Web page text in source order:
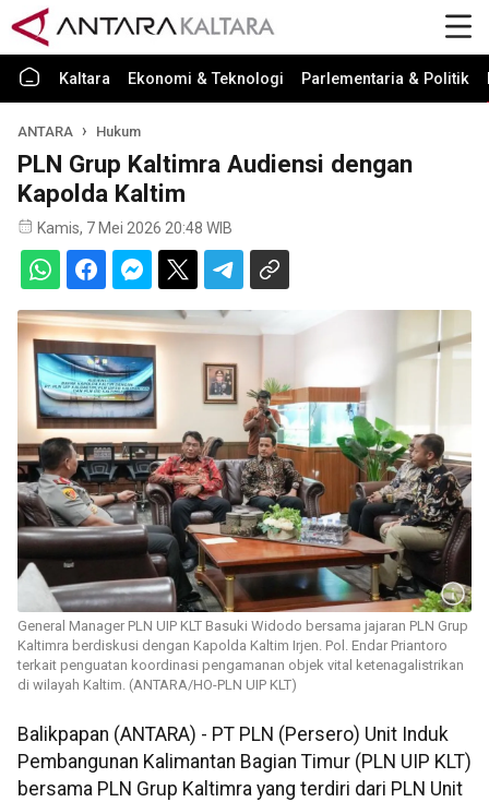
Kaltara Ekonomi & Teknologi Parlementaria & Politik
ANTARA Hukum
PLN Grup Kaltimra Audiensi dengan
Kapolda Kaltim
Kamis, 7 Mei 2026 20:48 WIB
General Manager PLN UIP KLT Basuki Widodo bersama jajaran PLN Grup
Kaltimra berdiskusi dengan Kapolda Kaltim Irjen. Pol. Endar Priantoro
terkait penguatan koordinasi pengamanan objek vital ketenagalistrikan
di wilayah Kaltim. (ANTARA/HO-PLN UIP KLT)
Balikpapan (ANTARA) - PT PLN (Persero) Unit Induk
Pembangunan Kalimantan Bagian Timur (PLN UIP KLT)
bersama PLN Grup Kaltimra yang terdiri dari PLN Unit